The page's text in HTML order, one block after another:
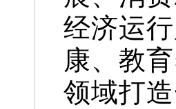
经济运
康、教
领域打